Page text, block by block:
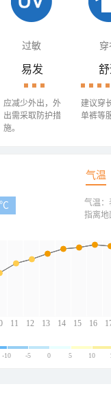
过敏 穿
易发
应减少外出，外
出需采取防护措
施。
建议穿
单裤等
气温
11 12 13 14 15 16
气温：
指离地
-10 -5 0 5 10